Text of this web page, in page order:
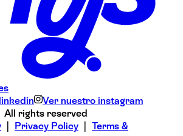
Ver nuestro instagram
rights reserved
Privacy Policy
Terms &